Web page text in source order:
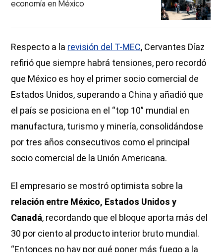
economía en México
Respecto a la revisión del T-MEC, Cervantes Díaz
refirió que siempre habrá tensiones, pero recordó
que México es hoy el primer socio comercial de
Estados Unidos, superando a China y añadió que
el país se posiciona en el “top 10” mundial en
manufactura, turismo y minería, consolidándose
por tres años consecutivos como el principal
socio comercial de la Unión Americana.
El empresario se mostró optimista sobre la
relación entre México, Estados Unidos y
Canadá, recordando que el bloque aporta más del
30 por ciento al producto interior bruto mundial.
“Entonces no hay por qué poner más fuego a la